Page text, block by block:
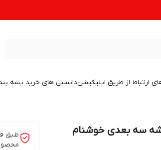
ارتباط از طریق اپلیکیشندانستی های خرید پشه
سه بعدی خوشنام
طبق